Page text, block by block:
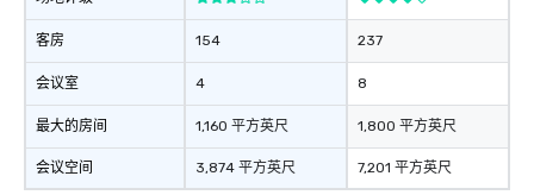
客房
会议室
最大的房间
会议空间
154
4
1,160 平方英尺
3,874 平方英尺
237
8
1,800 平方英尺
7,201 平方英尺